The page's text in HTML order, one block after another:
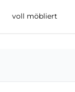
voll möbliert